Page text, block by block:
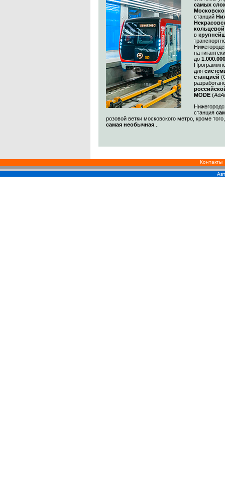
самых
станций
в
на
до
для
станцией
MODE (
станция
розовой ветки московского метро, кроме
самая необычная
Контакты